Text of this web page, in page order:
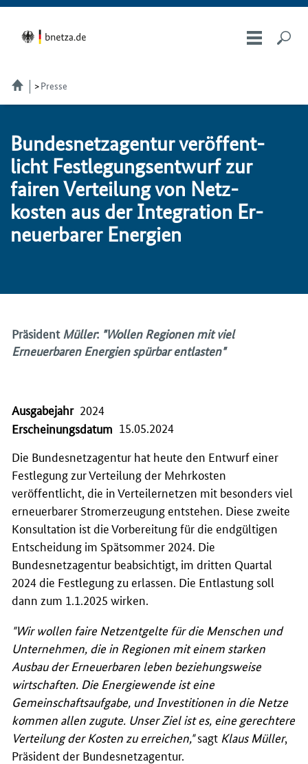
Presse
Bundesnetzagentur ver­öf­fent­
licht Fest­le­gungs­ent­wurf zur
fai­ren Ver­tei­lung von Netz­
kos­ten aus der In­te­gra­ti­on Er­
neu­er­ba­rer Ener­gi­en
Präsident Müller: "Wollen Regionen mit viel
Erneuerbaren Energien spürbar entlasten"
Ausgabejahr 2024
Erscheinungsdatum 15.05.2024
Die Bundesnetzagentur hat heute den Entwurf einer
Festlegung zur Verteilung der Mehrkosten
veröffentlicht, die in Verteilernetzen mit besonders viel
erneuerbarer Stromerzeugung entstehen. Diese zweite
Konsultation ist die Vorbereitung für die endgültigen
Entscheidung im Spätsommer 2024. Die
Bundesnetzagentur beabsichtigt, im dritten Quartal
2024 die Festlegung zu erlassen. Die Entlastung soll
dann zum 1.1.2025 wirken.
"Wir wollen faire Netzentgelte für die Menschen und
Unternehmen, die in Regionen mit einem starken
Ausbau der Erneuerbaren leben beziehungsweise
wirtschaften. Die Energiewende ist eine
Gemeinschaftsaufgabe, und Investitionen in die Netze
kommen allen zugute. Unser Ziel ist es, eine gerechtere
Verteilung der Kosten zu erreichen,"sagt Klaus Müller,
Präsident der Bundesnetzagentur.